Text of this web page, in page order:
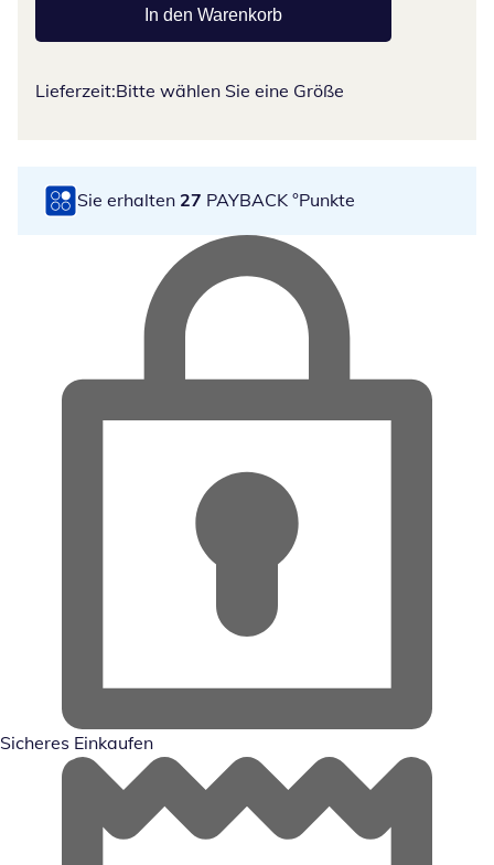
In den Warenkorb
Lieferzeit:Bitte wählen Sie eine Größe
Sie erhalten 27 PAYBACK °Punkte
Sicheres Einkaufen